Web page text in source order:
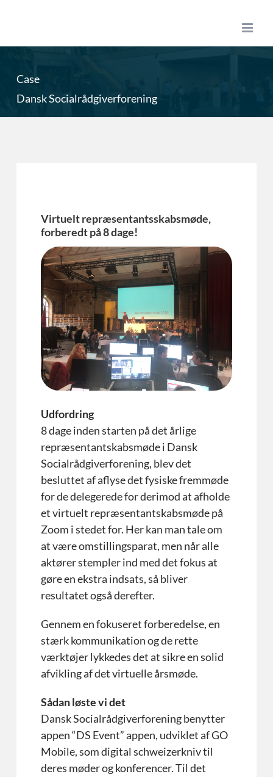
Case
Dansk Socialrådgiverforening
Virtuelt repræsentantsskabsmøde,
forberedt på 8 dage!
Udfordring
8 dage inden starten på det årlige
repræsentantskabsmøde i Dansk
Socialrådgiverforening, blev det
besluttet af aflyse det fysiske fremmøde
for de delegerede for derimod at afholde
et virtuelt repræsentantskabsmøde på
Zoom i stedet for. Her kan man tale om
at være omstillingsparat, men når alle
aktører stempler ind med det fokus at
gøre en ekstra indsats, så bliver
resultatet også derefter.
Gennem en fokuseret forberedelse, en
stærk kommunikation og de rette
værktøjer lykkedes det at sikre en solid
afvikling af det virtuelle årsmøde.
Sådan løste vi det
Dansk Socialrådgiverforening benytter
appen “DS Event” appen, udviklet af GO
Mobile, som digital schweizerkniv til
deres møder og konferencer. Til det